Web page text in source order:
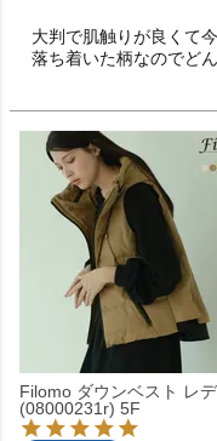
大判で肌触りが良くて
落ち着いた柄なのでど
Filomo ダウンベスト レ
(08000231r) 5F